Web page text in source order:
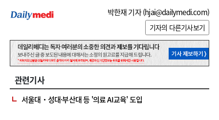
박한재 기자 (hjai@dailymedi.com)
기자의 다른기사보기
관련기사
서울대‧성대·부산대 등 '의료 AI교육' 도입